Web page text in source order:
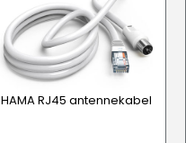
HAMA RJ45 antennekabel